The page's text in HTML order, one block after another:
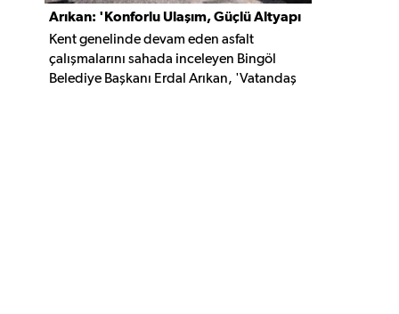
Arıkan: 'Konforlu Ulaşım, Güçlü Altyapı
İçin Çalışıyoruz'
Kent genelinde devam eden asfalt
çalışmalarını sahada inceleyen Bingöl
Belediye Başkanı Erdal Arıkan, 'Vatandaş